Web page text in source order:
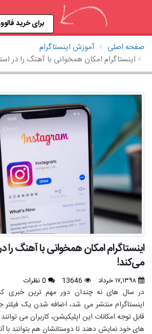
برای خرید
صفحه اصلی
آموزش اینستاگرام
اینستاگرام امکان همخوانی با آهنگ را در
اینستاگرام امکان همخوانی با آهنگ را
می‌کند!
در سال های نه چندان دور مهم ترین خبری
اینستاگرام منتشر می شد، اضافه شدن یک فیلتر
قابل توجه امکانات این اپلیکیشن، کاربران می
های خود نمایش دهند تا دوستانشان هم بتوانند با